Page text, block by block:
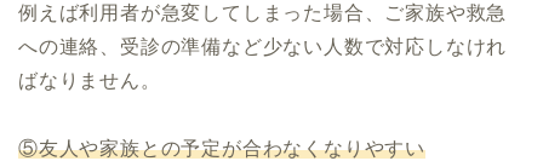
例えば利用者が急変してしまった場合、ご家族や救急
への連絡、受診の準備など少ない人数で対応しなけれ
ばなりません。
⑤友人や家族との予定が合わなくなりやすい